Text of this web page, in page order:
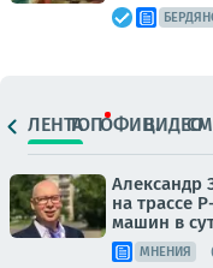
ЛЕНТАТОПОФИЦ.ВИДЕО
Александр
на трассе
машин в
МНЕНИЯ